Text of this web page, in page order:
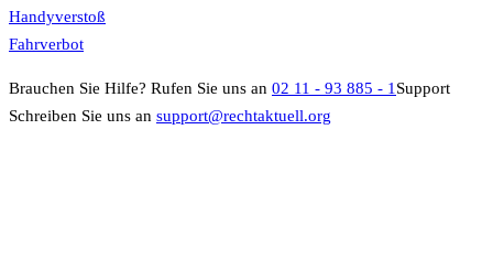
Handyverstoß
Fahrverbot
Brauchen Sie Hilfe? Rufen Sie uns an 02 11 - 93 885 - 1Support
Schreiben Sie uns an support@rechtaktuell.org